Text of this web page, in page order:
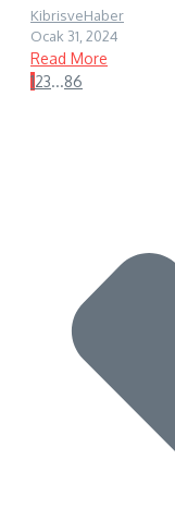
KibrisveHaber
Ocak 31, 2024
Read More
123...86